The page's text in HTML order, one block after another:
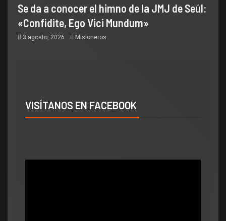
Se da a conocer el himno de la JMJ de Seúl:
«Confidite, Ego Vici Mundum»
3 agosto, 2026 Misioneros
VISÍTANOS EN FACEBOOK